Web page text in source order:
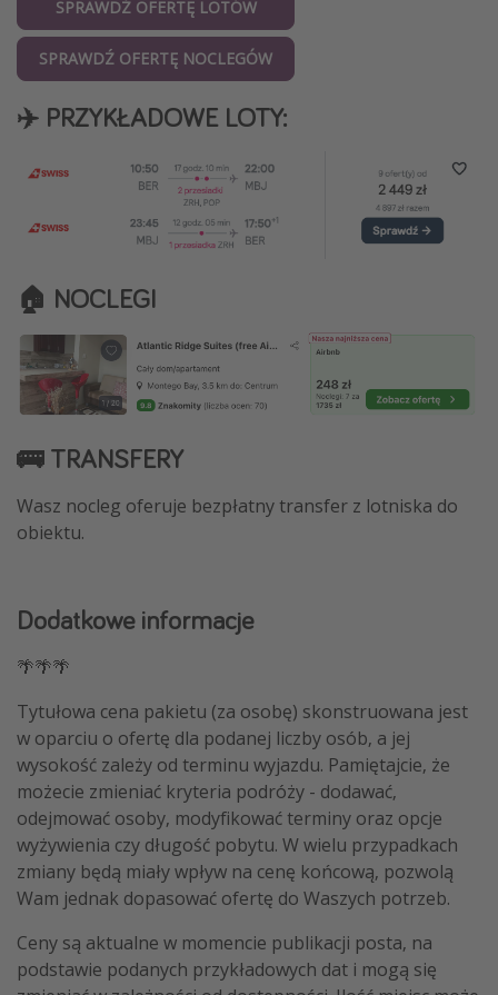
SPRAWDŹ OFERTĘ LOTÓW
SPRAWDŹ OFERTĘ NOCLEGÓW
✈️ PRZYKŁADOWE LOTY:
🏠 NOCLEGI
🚌 TRANSFERY
Wasz nocleg oferuje bezpłatny transfer z lotniska do
obiektu.
Dodatkowe informacje
🌴🌴🌴
Tytułowa cena pakietu (za osobę) skonstruowana jest
w oparciu o ofertę dla podanej liczby osób, a jej
wysokość zależy od terminu wyjazdu. Pamiętajcie, że
możecie zmieniać kryteria podróży - dodawać,
odejmować osoby, modyfikować terminy oraz opcje
wyżywienia czy długość pobytu. W wielu przypadkach
zmiany będą miały wpływ na cenę końcową, pozwolą
Wam jednak dopasować ofertę do Waszych potrzeb.
Ceny są aktualne w momencie publikacji posta, na
podstawie podanych przykładowych dat i mogą się